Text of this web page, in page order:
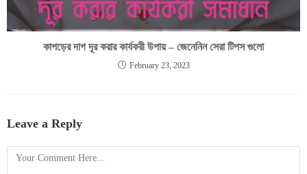
কাপড়ের দাগ দূর করার কার্যকরী উপায় – জেনেনিন সেরা টিপস গুলো
February 23, 2023
Leave a Reply